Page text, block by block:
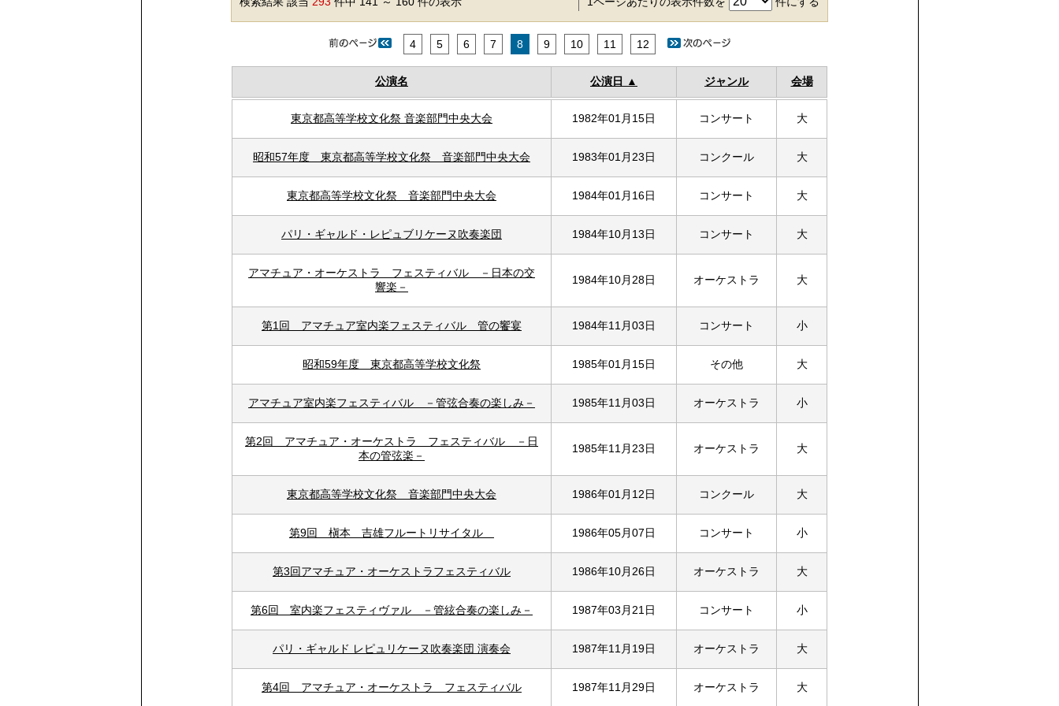
4 5 6 7 8 9 10 11 12
公演名 公演日 ジャンル 会場
東京都高等学校文化祭 音楽部門中央大会 1982年01月15日 コンサート 大
昭和57年度 東京都高等学校文化祭 音楽部門中央大会 1983年01月23日 コンクール 大
東京都高等学校文化祭 音楽部門中央大会 1984年01月16日 コンサート 大
パリ・ギャルド・レピュブリケーヌ吹奏楽団 1984年10月13日 コンサート 大
アマチュア・オーケストラ フェスティバル －日本の交
響楽－
1984年10月28日 オーケストラ 大
第1回 アマチュア室内楽フェスティバル 管の饗宴 1984年11月03日 コンサート 小
昭和59年度 東京都高等学校文化祭 1985年01月15日 その他 大
アマチュア室内楽フェスティバル －管弦合奏の楽しみ－ 1985年11月03日 オーケストラ 小
第2回 アマチュア・オーケストラ フェスティバル －日
本の管弦楽－
1985年11月23日 オーケストラ 大
東京都高等学校文化祭 音楽部門中央大会 1986年01月12日 コンクール 大
第9回 槇本 吉雄フルートリサイタル 1986年05月07日 コンサート 小
第3回アマチュア・オーケストラフェスティバル 1986年10月26日 オーケストラ 大
第6回 室内楽フェスティヴァル －管絃合奏の楽しみ－ 1987年03月21日 コンサート 小
パリ・ギャルド レピュリケーヌ吹奏楽団 演奏会 1987年11月19日 オーケストラ 大
第4回 アマチュア・オーケストラ フェスティバル 1987年11月29日 オーケストラ 大